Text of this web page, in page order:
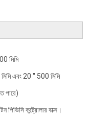
মিমি
এবং 20 '' 500 মিমি
পারে)
পিভিসি কন্ট্রোলার বাক্স।